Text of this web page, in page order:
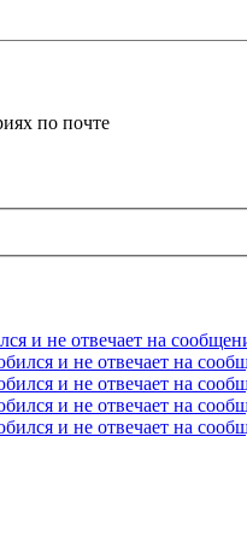
по почте
и не отвечает на
и не отвечает на
и не отвечает на
и не отвечает на
и не отвечает на